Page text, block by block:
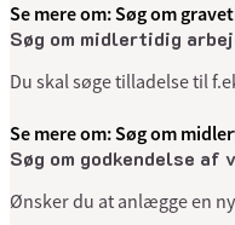
Se mere om: Søg om
Søg om midlertidig
Du skal søge tilladelse til
Se mere om: Søg om
Søg om godkendelse af
Ønsker du at anlægge en